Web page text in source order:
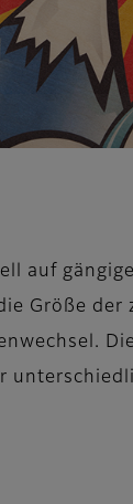
auf
Größe der